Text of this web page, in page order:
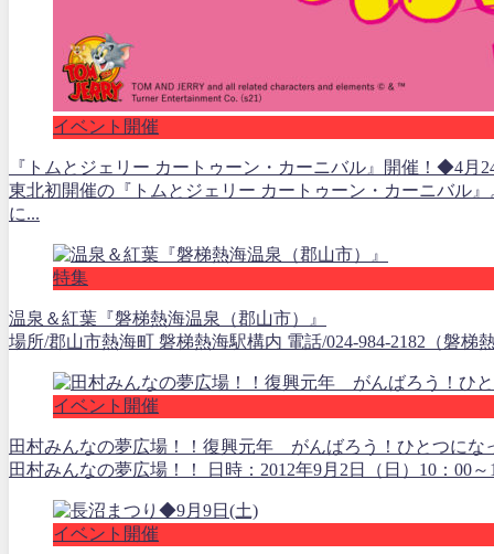
イベント開催
『トムとジェリー カートゥーン・カーニバル』開催！◆4月
東北初開催の『トムとジェリー カートゥーン・カーニバル
に...
特集
温泉＆紅葉『磐梯熱海温泉（郡山市）』
場所/郡山市熱海町 磐梯熱海駅構内 電話/024-984-2182（磐
イベント開催
田村みんなの夢広場！！復興元年 がんばろう！ひとつにな
田村みんなの夢広場！！ 日時：2012年9月2日（日）10：00
イベント開催